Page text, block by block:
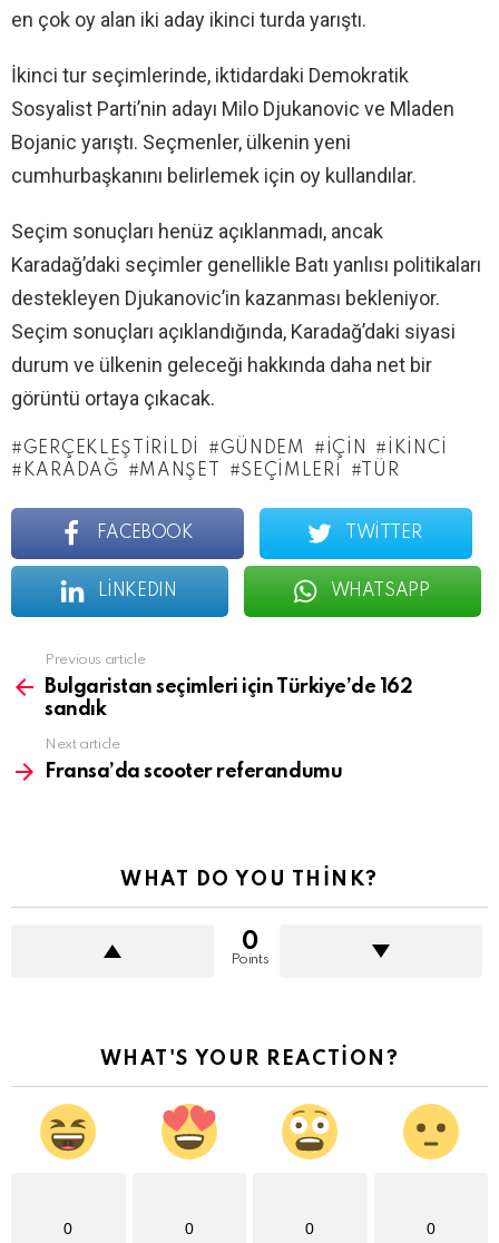
en çok oy alan iki aday ikinci turda yarıştı.
İkinci tur seçimlerinde, iktidardaki Demokratik
Sosyalist Parti’nin adayı Milo Djukanovic ve Mladen
Bojanic yarıştı. Seçmenler, ülkenin yeni
cumhurbaşkanını belirlemek için oy kullandılar.
Seçim sonuçları henüz açıklanmadı, ancak
Karadağ’daki seçimler genellikle Batı yanlısı politikaları
destekleyen Djukanovic’in kazanması bekleniyor.
Seçim sonuçları açıklandığında, Karadağ’daki siyasi
durum ve ülkenin geleceği hakkında daha net bir
görüntü ortaya çıkacak.
GERÇEKLEŞTIRILDI GÜNDEM İÇIN
İKINCI
KARADAĞ
MANŞET SEÇIMLERI TÜR
FACEBOOK TWITTER
LINKEDIN WHATSAPP
more
Previous article
Bulgaristan seçimleri için Türkiye’de 162
sandık
Next article
Fransa’da scooter referandumu
WHAT DO YOU THINK?
0
Points
WHAT'S YOUR REACTION?
0 0 0 0